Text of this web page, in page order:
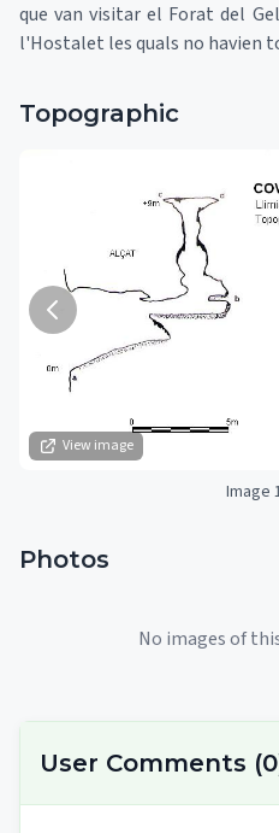
que van visitar el Forat del
l'Hostalet les quals no havien
Topographic
View image
Image
Photos
No images of
User Comments (0